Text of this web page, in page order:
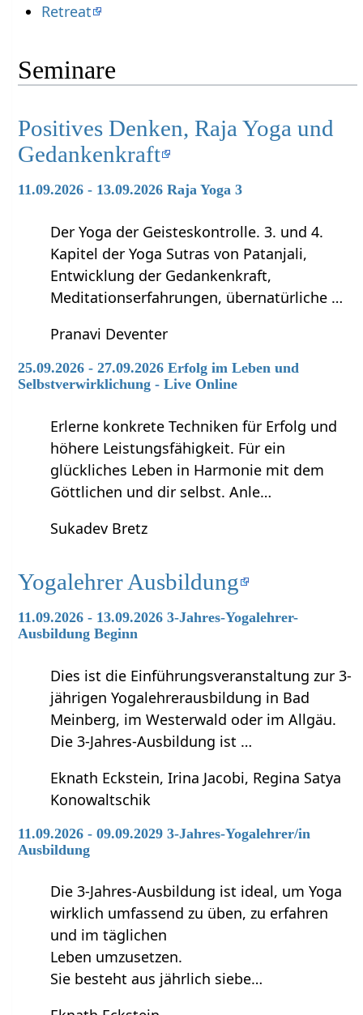
Retreat
Seminare
Positives Denken, Raja Yoga und
Gedankenkraft
11.09.2026 - 13.09.2026 Raja Yoga 3
Der Yoga der Geisteskontrolle. 3. und 4.
Kapitel der Yoga Sutras von Patanjali,
Entwicklung der Gedankenkraft,
Meditationserfahrungen, übernatürliche …
Pranavi Deventer
25.09.2026 - 27.09.2026 Erfolg im Leben und
Selbstverwirklichung - Live Online
Erlerne konkrete Techniken für Erfolg und
höhere Leistungsfähigkeit. Für ein
glückliches Leben in Harmonie mit dem
Göttlichen und dir selbst. Anle…
Sukadev Bretz
Yogalehrer Ausbildung
11.09.2026 - 13.09.2026 3-Jahres-Yogalehrer-
Ausbildung Beginn
Dies ist die Einführungsveranstaltung zur 3-
jährigen Yogalehrerausbildung in Bad
Meinberg, im Westerwald oder im Allgäu.
Die 3-Jahres-Ausbildung ist …
Eknath Eckstein, Irina Jacobi, Regina Satya
Konowaltschik
11.09.2026 - 09.09.2029 3-Jahres-Yogalehrer/in
Ausbildung
Die 3-Jahres-Ausbildung ist ideal, um Yoga
wirklich umfassend zu üben, zu erfahren
und im täglichen
Leben umzusetzen.
Sie besteht aus jährlich siebe…